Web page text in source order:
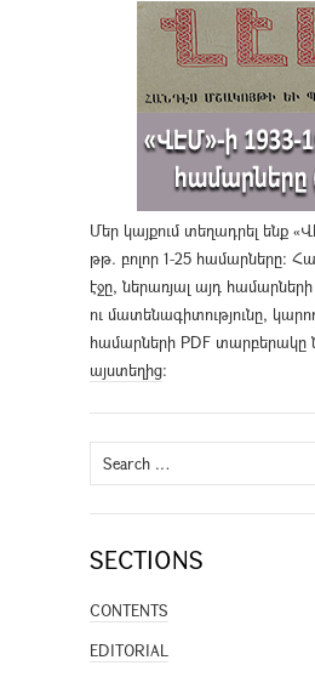
Մեր կայքում տեղադրել ենք
թթ. բոլոր 1-25
էջը, ներառյալ այդ
ու մատենագիտությունը, կարող
համարների PDF տարբերակը
այստեղից։
Search
for:
SECTIONS
CONTENTS
EDITORIAL